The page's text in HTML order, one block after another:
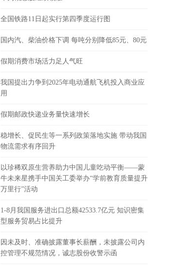
全国铁路11日起实行第四季度运行图
国内汽、柴油价格下调 每吨分别降低85元、80元
假期消费市场活力足人气旺
我国提出力争到2025年电动通航飞机投入商业应
用
假期邮政快递业务量快速增长
稳增长、促民生等一系列政策落地实施 带动我国
物流需求有序回升
以珍稀双原生营养助力中国儿童吃动平衡——蒙
牛未来星携手中国关工委举办“学前教育质量提升
万里行”活动
1-8月我国服务进出口总额42533.7亿元 知识密集
型服务贸易占比提升
因未及时、准确披露董事长薪酬，未披露公司内
控管理不规范情况，诚志股份收警示函